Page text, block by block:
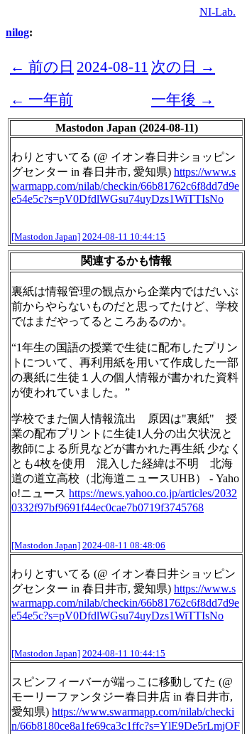
NI-Lab.
nilog:
← 前の日 2024-08-11 次の日 →
← 一年前
一年後 →
Mastodon Japan (2024-08-11)
わりとすいてる (@ イオン春日井ショッピン
グセンター in 春日井市, 愛知県) https://www.s
warmapp.com/nilab/checkin/66b81762c6f8dd7d9e
e54e5c?s=pV0DfdlWGsu74uyDzs1WiTTIsNo
[Mastodon Japan] 2024-08-11 10:44:15
関連するかも情報
裏紙は情報管理の観点から企業内ではだいぶ
前からやらないものだと思ってたけど、学校
ではまだやってるところあるのか。
“1年生の国語の授業で生徒に配布したプリン
トについて、再利用紙を用いて作成した一部
の裏紙に生徒１人の個人情報が書かれた資料
が使われていました。”
学校でまた個人情報流出 原因は"裏紙" 授
業の配布プリントに生徒1人分の出欠状況と
教師による所見などが書かれた再生紙 少なく
とも4枚を使用 混入した経緯は不明 北海
道の道立高校（北海道ニュースUHB） - Yaho
o!ニュース https://news.yahoo.co.jp/articles/2032
0332f97bf9691f44ec0cae7b0719f3745768
[Mastodon Japan] 2024-08-11 08:48:06
わりとすいてる (@ イオン春日井ショッピン
グセンター in 春日井市, 愛知県) https://www.s
warmapp.com/nilab/checkin/66b81762c6f8dd7d9e
e54e5c?s=pV0DfdlWGsu74uyDzs1WiTTIsNo
[Mastodon Japan] 2024-08-11 10:44:15
スピンフィーバーが端っこに移動してた (@
モーリーファンタジー春日井店 in 春日井市,
愛知県) https://www.swarmapp.com/nilab/checki
n/66b8180ce8a1fe69ca3c1ffc?s=YlE9De5rLmjOF